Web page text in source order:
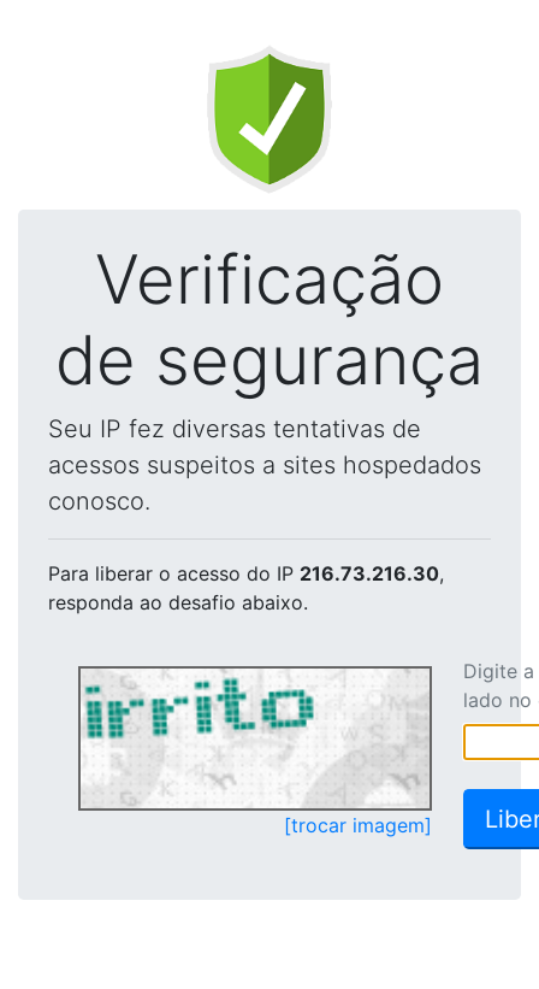
Verificação
de segurança
Seu IP fez diversas tentativas de
acessos suspeitos a sites hospedados
conosco.
Para liberar o acesso do IP 216.73.216.30,
responda ao desafio abaixo.
[trocar imagem]
Digite
lado no